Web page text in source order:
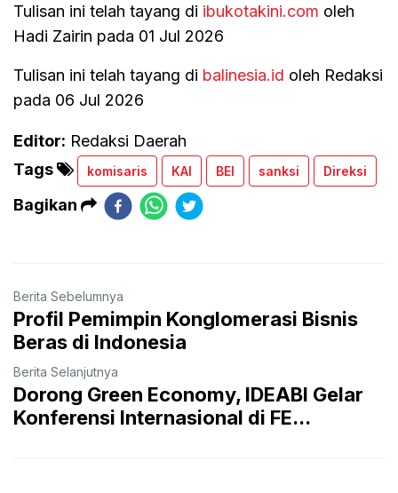
Tulisan ini telah tayang di ibukotakini.com oleh
Hadi Zairin pada 01 Jul 2026
Tulisan ini telah tayang di balinesia.id oleh Redaksi
pada 06 Jul 2026
Editor: Redaksi Daerah
Tags
komisaris KAI BEI sanksi Direksi
Bagikan
Berita Sebelumnya
Profil Pemimpin Konglomerasi Bisnis
Beras di Indonesia
Berita Selanjutnya
Dorong Green Economy, IDEABI Gelar
Konferensi Internasional di FE...